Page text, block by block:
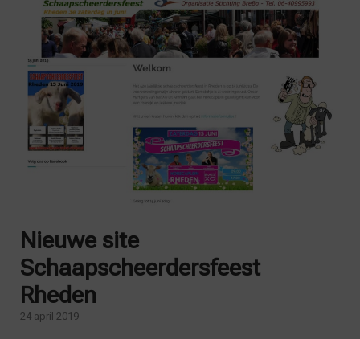
Nieuwe site
Schaapscheerdersfeest
Rheden
24 april 2019